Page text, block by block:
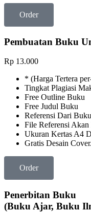
Order
Pembuatan Buku
Rp 13.000
* (Harga Tertera
Tingkat Plagiasi
Free Outline Buku
Free Judul Buku
Referensi Dari
File Referensi
Ukuran Kertas A4
Gratis Desain Cover.
Order
Penerbitan Buku
(Buku Ajar, Buku